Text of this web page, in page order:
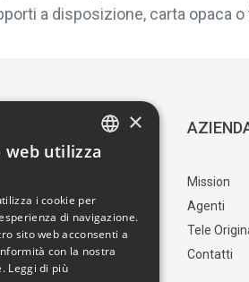
a disposizione, carta opaca
SERVIZIO CLIENTI
I nostri artisti
Trova il punto vendita
Mission
Agenti
Tele
Contatti
×
web utilizza
i cookie per
di navigazione.
sito web acconsenti a
con la nostra
Leggi di più